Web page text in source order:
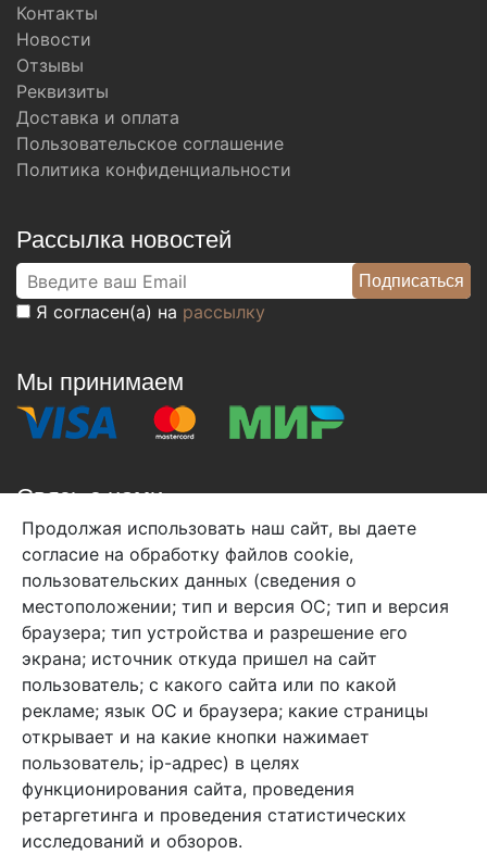
Контакты
Новости
Отзывы
Реквизиты
Доставка и оплата
Пользовательское соглашение
Политика конфиденциальности
Рассылка новостей
Я согласен(а) на рассылку
Мы принимаем
Связь с нами
+7 (495) 933-38-08
info@arben-textile.ru- оптовые продажи
Арбен текстиль г. Щелково, пер.
1-й Советский д.25, владение 2.
Мы в соц. сетях
Продолжая использовать наш сайт, вы даете
согласие на обработку файлов cookie,
пользовательских данных (сведения о
местоположении; тип и версия ОС; тип и версия
браузера; тип устройства и разрешение его
экрана; источник откуда пришел на сайт
пользователь; с какого сайта или по какой
рекламе; язык ОС и браузера; какие страницы
открывает и на какие кнопки нажимает
пользователь; ip-адрес) в целях
функционирования сайта, проведения
ретаргетинга и проведения статистических
исследований и обзоров.